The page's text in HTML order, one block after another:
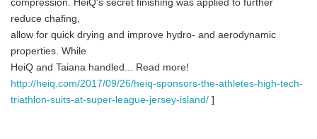
compression. HeiQ's secret finishing was applied to further
reduce chafing,
allow for quick drying and improve hydro- and aerodynamic
properties. While
HeiQ and Taiana handled... Read more!
http://heiq.com/2017/09/26/heiq-sponsors-the-athletes-high-tech-
triathlon-suits-at-super-league-jersey-island/ ]